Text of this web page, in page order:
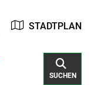
STADTPLAN
SUCHEN